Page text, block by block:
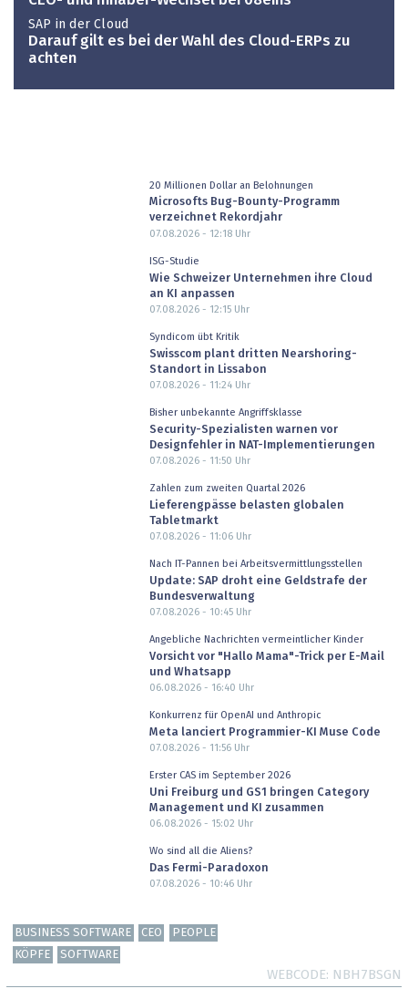
SAP in der Cloud
Darauf gilt es bei der Wahl des Cloud-ERPs zu
achten
20 Millionen Dollar an Belohnungen
Microsofts Bug-Bounty-Programm
verzeichnet Rekordjahr
07.08.2026 - 12:18Uhr
ISG-Studie
Wie Schweizer Unternehmen ihre Cloud
an KI anpassen
07.08.2026 - 12:15Uhr
Syndicom übt Kritik
Swisscom plant dritten Nearshoring-
Standort in Lissabon
07.08.2026 - 11:24Uhr
Bisher unbekannte Angriffsklasse
Security-Spezialisten warnen vor
Designfehler in NAT-Implementierungen
07.08.2026 - 11:50 Uhr
Zahlen zum zweiten Quartal 2026
Lieferengpässe belasten globalen
Tabletmarkt
07.08.2026 - 11:06Uhr
Nach IT-Pannen bei Arbeitsvermittlungsstellen
Update: SAP droht eine Geldstrafe der
Bundesverwaltung
07.08.2026 - 10:45Uhr
Angebliche Nachrichten vermeintlicher Kinder
Vorsicht vor "Hallo Mama"-Trick per E-Mail
und Whatsapp
06.08.2026 - 16:40 Uhr
Konkurrenz für OpenAI und Anthropic
Meta lanciert Programmier-KI Muse Code
07.08.2026 - 11:56Uhr
Erster CAS im September 2026
Uni Freiburg und GS1 bringen Category
Management und KI zusammen
06.08.2026 - 15:02 Uhr
Wo sind all die Aliens?
Das Fermi-Paradoxon
07.08.2026 - 10:46Uhr
BUSINESS SOFTWARE CEO
PEOPLE
KÖPFE
SOFTWARE
WEBCODE NBH7BSGN